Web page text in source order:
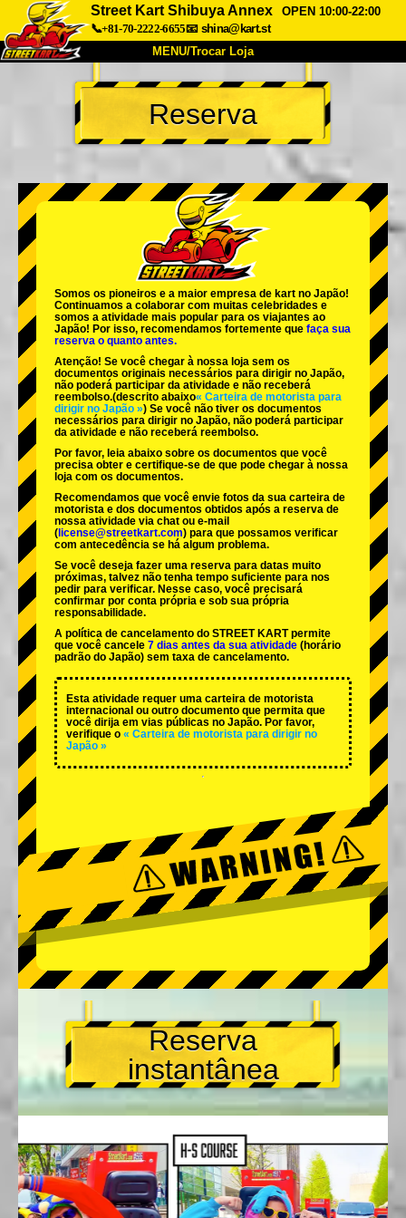
Street Kart Shibuya Annex
OPEN 10:00-22:00
📞+81-70-2222-6655📧 shina@kart.st
MENU/Trocar Loja
INÍCIO
Sobre Especificações Preços
Empresa Reserva
Trocar Loja
Tokyo Shinagawa Tokyo Akihabara#1
Tokyo Akihabara#2
Tokyo Shibuya Annex Tokyo Bay
Tokyo Asakusa Osaka
Okinawa
Reserva
Somos os pioneiros e a maior empresa de kart no Japão!
Continuamos a colaborar com muitas celebridades e
somos a atividade mais popular para os viajantes ao
Japão! Por isso, recomendamos fortemente que faça sua
reserva o quanto antes.
Atenção! Se você chegar à nossa loja sem os
documentos originais necessários para dirigir no Japão,
não poderá participar da atividade e não receberá
reembolso.(descrito abaixo« Carteira de motorista para
dirigir no Japão ») Se você não tiver os documentos
necessários para dirigir no Japão, não poderá participar
da atividade e não receberá reembolso.
Por favor, leia abaixo sobre os documentos que você
precisa obter e certifique-se de que pode chegar à nossa
loja com os documentos.
Recomendamos que você envie fotos da sua carteira de
motorista e dos documentos obtidos após a reserva de
nossa atividade via chat ou e-mail
( license@streetkart.com) para que possamos verificar
com antecedência se há algum problema.
Se você deseja fazer uma reserva para datas muito
próximas, talvez não tenha tempo suficiente para nos
pedir para verificar. Nesse caso, você precisará
confirmar por conta própria e sob sua própria
responsabilidade.
A política de cancelamento do STREET KART permite
que você cancele 7 dias antes da sua atividade (horário
padrão do Japão) sem taxa de cancelamento.
Esta atividade requer uma carteira de motorista
internacional ou outro documento que permita que
você dirija em vias públicas no Japão. Por favor,
verifique o « Carteira de motorista para dirigir no
Japão »
Reserva
instantânea